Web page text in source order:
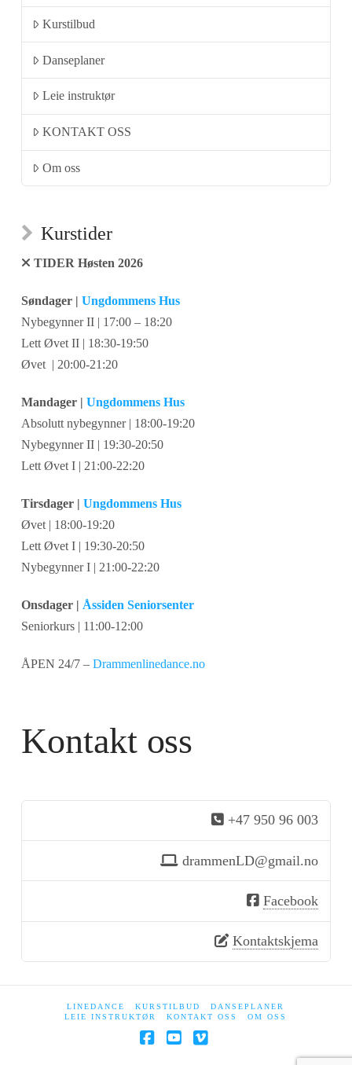
Kurstilbud
Danseplaner
Leie instruktør
KONTAKT OSS
Om oss
Kurstider
TIDER Høsten 2026
Søndager | Ungdommens Hus
Nybegynner II | 17:00 – 18:20
Lett Øvet II | 18:30-19:50
Øvet | 20:00-21:20
Mandager | Ungdommens Hus
Absolutt nybegynner | 18:00-19:20
Nybegynner II | 19:30-20:50
Lett Øvet I | 21:00-22:20
Tirsdager | Ungdommens Hus
Øvet | 18:00-19:20
Lett Øvet I | 19:30-20:50
Nybegynner I | 21:00-22:20
Onsdager | Åssiden Seniorsenter
Seniorkurs | 11:00-12:00
ÅPEN 24/7 – Drammenlinedance.no
Kontakt oss
+47 950 96 003
drammenLD@gmail.no
Facebook
Kontaktskjema
LINEDANCE KURSTILBUD
DANSEPLANER
LEIE INSTRUKTØR
KONTAKT OSS OM OSS